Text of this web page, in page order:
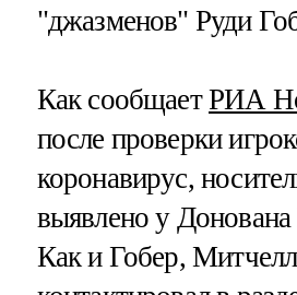
"джазменов" Руди
Как сообщаетРИА
после проверки
коронавирус,
выявлено у
Как и Гобер, Митчелл